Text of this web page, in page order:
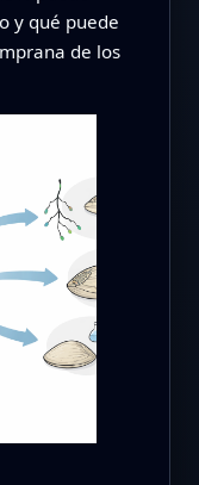
y qué puede
de los